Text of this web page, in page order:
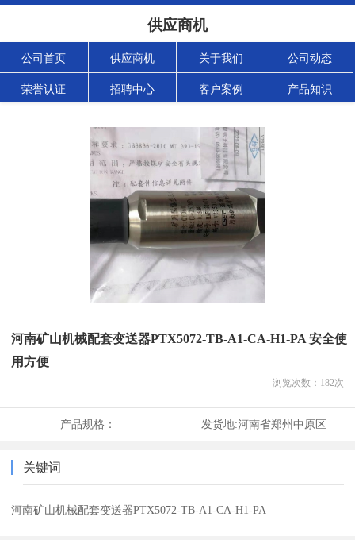
供应商机
公司首页 供应商机 关于我们 公司动态
荣誉认证 招聘中心 客户案例 产品知识
河南矿山机械配套变送器PTX5072-TB-A1-CA-H1-PA 安全使
用方便
浏览次数： 182次
产品规格： 发货地:河南省郑州中原区
关键词
河南矿山机械配套变送器PTX5072-TB-A1-CA-H1-PA